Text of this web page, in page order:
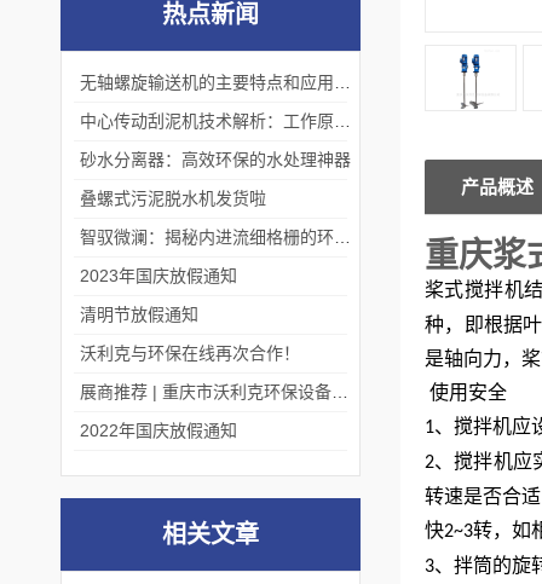
产品概述
重庆浆
桨式搅拌机
种，即根据
是轴向力，
使用安全
1、搅拌机应
2、搅拌机应
转速是否合
快2~3转，如
3、拌筒的旋
热点新闻
砂水分离器：高效环保的水处理神器
叠螺式污泥脱水机发货啦
2023年国庆放假通知
清明节放假通知
沃利克与环保在线再次合作！
2022年国庆放假通知
相关文章